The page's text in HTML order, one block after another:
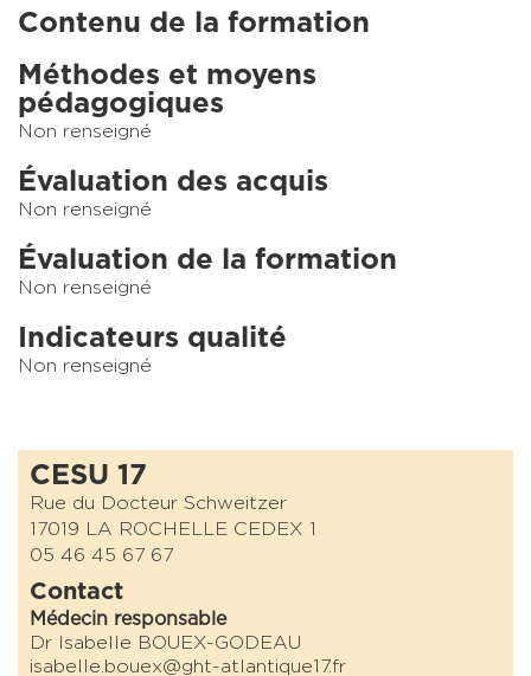
Contenu de la formation
Méthodes et moyens
pédagogiques
Non renseigné
Évaluation des acquis
Non renseigné
Évaluation de la formation
Non renseigné
Indicateurs qualité
Non renseigné
CESU 17
Rue du Docteur Schweitzer
17019 LA ROCHELLE CEDEX 1
05 46 45 67 67
Contact
Médecin responsable
Dr Isabelle BOUEX-GODEAU
isabelle.bouex@ght-atlantique17.fr